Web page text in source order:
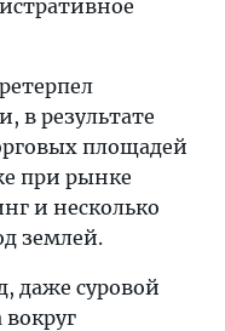
в результате
площадей
при рынке
и несколько
землей.
даже суровой